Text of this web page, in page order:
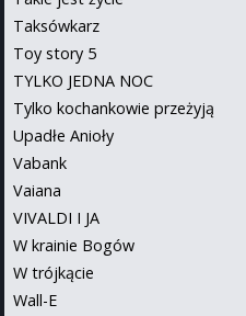
Taksówkarz
Toy story 5
TYLKO JEDNA NOC
Tylko kochankowie przeżyją
Upadłe Anioły
Vabank
Vaiana
VIVALDI I JA
W krainie Bogów
W trójkącie
Wall-E